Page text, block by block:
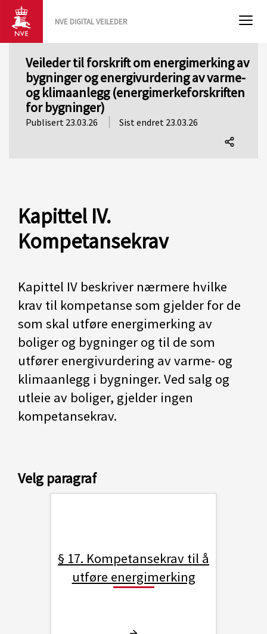
NVE DIGITAL VEILEDER
Veileder til forskrift om energimerking av
bygninger og energivurdering av varme-
og klimaanlegg (energimerkeforskriften
for bygninger)
Publisert 23.03.26 Sist endret 23.03.26
Kapittel IV.
Kompetansekrav
Kapittel IV beskriver nærmere hvilke
krav til kompetanse som gjelder for de
som skal utføre energimerking av
boliger og bygninger og til de som
utfører energivurdering av varme- og
klimaanlegg i bygninger. Ved salg og
utleie av boliger, gjelder ingen
kompetansekrav.
Velg paragraf
§ 17. Kompetansekrav til å
utføre energimerking